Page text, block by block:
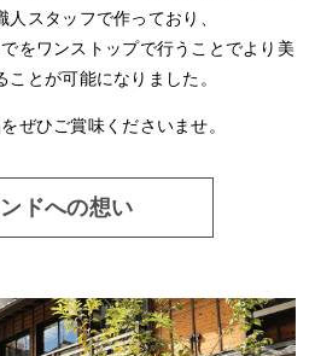
人スタッフで作っており、
をワンストップで行うことでより美
ことが可能になりました。
ぜひご賞味くださいませ。
ドへの想い